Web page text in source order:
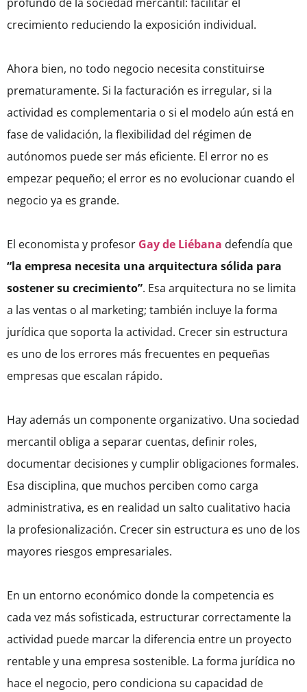
crecimiento reduciendo la exposición individual.
Ahora bien, no todo negocio necesita constituirse
prematuramente. Si la facturación es irregular, si la
actividad es complementaria o si el modelo aún está en
fase de validación, la flexibilidad del régimen de
autónomos puede ser más eficiente. El error no es
empezar pequeño; el error es no evolucionar cuando el
negocio ya es grande.
El economista y profesor Gay de Liébana defendía que
“la empresa necesita una arquitectura sólida para
sostener su crecimiento”. Esa arquitectura no se limita
a las ventas o al marketing; también incluye la forma
jurídica que soporta la actividad. Crecer sin estructura
es uno de los errores más frecuentes en pequeñas
empresas que escalan rápido.
Hay además un componente organizativo. Una sociedad
mercantil obliga a separar cuentas, definir roles,
documentar decisiones y cumplir obligaciones formales.
Esa disciplina, que muchos perciben como carga
administrativa, es en realidad un salto cualitativo hacia
la profesionalización. Crecer sin estructura es uno de los
mayores riesgos empresariales.
En un entorno económico donde la competencia es
cada vez más sofisticada, estructurar correctamente la
actividad puede marcar la diferencia entre un proyecto
rentable y una empresa sostenible. La forma jurídica no
hace el negocio, pero condiciona su capacidad de